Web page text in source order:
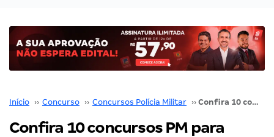
Início ›› Concurso ›› Concursos Polícia Militar ›› Confira 10 concursos PM para quem busca a aprovação!
Confira 10 concursos PM para